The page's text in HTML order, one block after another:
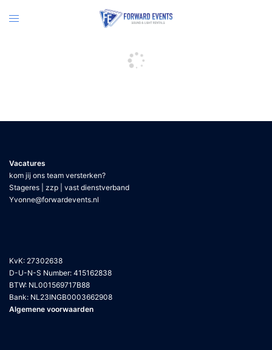
Vacatures
kom jij ons team versterken?
Stageres | zzp | vast dienstverband
Yvonne@forwardevents.nl
KvK: 27302638
D-U-N-S Number: 415162838
BTW: NL001569717B88
Bank: NL23INGB0003662908
Algemene voorwaarden